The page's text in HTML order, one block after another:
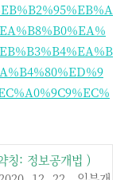
칭: 정보공개법 )